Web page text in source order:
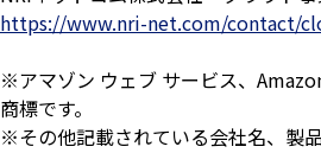
https://www.nri-net.com/contact/
※アマゾン ウェブ サービス、
商標です。
※その他記載されている会社名、製